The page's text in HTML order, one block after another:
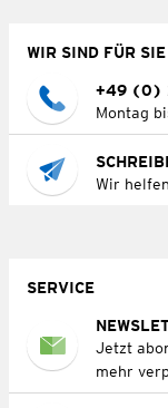
WIR SIND FÜR
+49 (0)
Montag
Wir
SERVICE
Jetzt
mehr